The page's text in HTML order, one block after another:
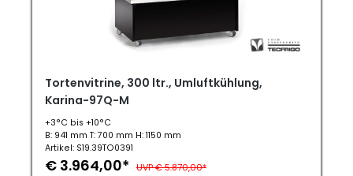
Tortenvitrine, 300 ltr., Umluftkühlung,
Karina-97Q-M
+3°C bis +10°C
B: 941 mm T: 700 mm H: 1150 mm
Artikel: S19.39TO0391
€ 3.964,00* UVP € 5.870,00*